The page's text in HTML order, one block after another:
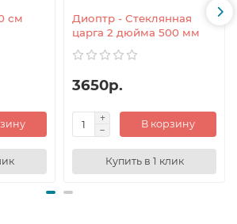
см
Диоптр - Стеклянная
царга 2 дюйма 500 мм
3650р.
В корзину
Купить в 1 клик